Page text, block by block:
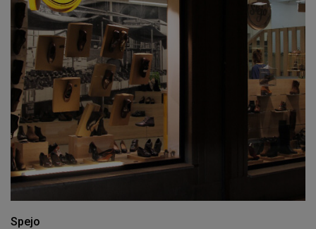
Spejo